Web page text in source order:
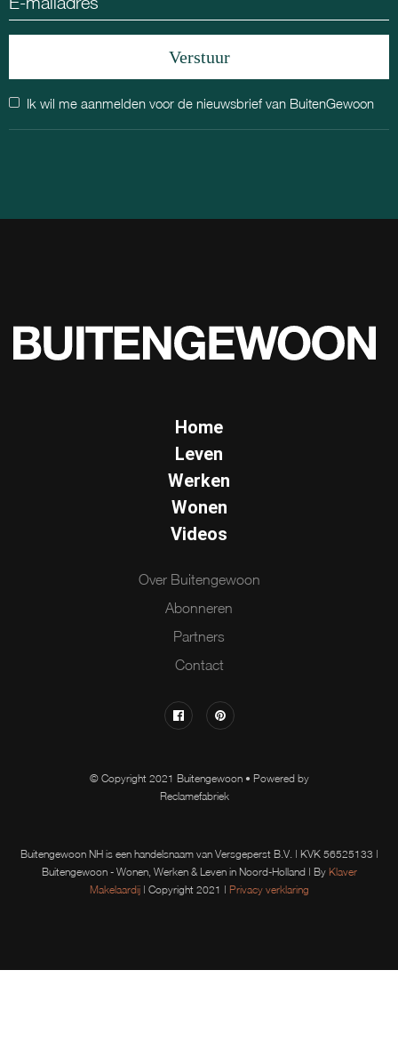
Ik wil me aanmelden voor de nieuwsbrief van BuitenGewoon
Home
Leven
Werken
Wonen
Videos
Over Buitengewoon
Abonneren
Partners
Contact
© Copyright 2021 Buitengewoon • Powered by
Reclamefabriek
Buitengewoon NH is een handelsnaam van Versgeperst B.V. | KVK 56525133 |
Buitengewoon - Wonen, Werken & Leven in Noord-Holland | By Klaver
Makelaardij| Copyright 2021 | Privacy verklaring